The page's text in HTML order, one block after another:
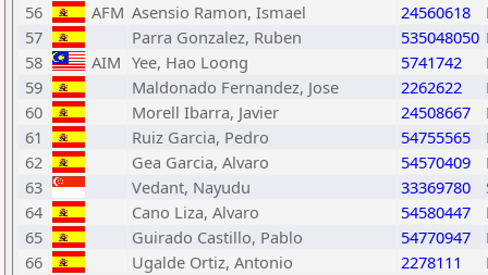
56
AFM Asensio Ramon, Ismael 24560618
57
Parra Gonzalez, Ruben 535048050
58
AIM Yee, Hao Loong 5741742
59
Maldonado Fernandez, Jose 2262622
60
Morell Ibarra, Javier 24508667
61
Ruiz Garcia, Pedro 54755565
62
Gea Garcia, Alvaro 54570409
63
Vedant, Nayudu 33369780
64
Cano Liza, Alvaro 54580447
65
Guirado Castillo, Pablo 54770947
66
Ugalde Ortiz, Antonio 2278111